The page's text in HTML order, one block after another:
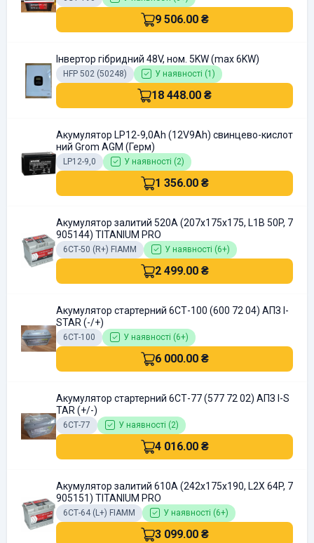
9 506.00 ₴
Інвертор гібридний 48V, ном. 5KW (max 6KW)
HFP 502 (50248) У наявності (1)
18 448.00 ₴
Акумулятор LP12-9,0Ah (12V9Ah) cвинцево-кислот
ний Grom AGM (Герм)
LP12-9,0 У наявності (2)
1 356.00 ₴
Акумулятор залитий 520А (207x175x175, L1B 50P, 7
905144) TITANIUM PRO
6СТ-50 (R+) FIAMM У наявності (6+)
2 499.00 ₴
Акумулятор стартерний 6СТ-100 (600 72 04) АПЗ I-
STAR (-/+)
6СТ-100 У наявності (6+)
6 000.00 ₴
Акумулятор стартерний 6СТ-77 (577 72 02) АПЗ I-S
TAR (+/-)
6СТ-77 У наявності (2)
4 016.00 ₴
Акумулятор залитий 610А (242x175x190, L2X 64P, 7
905151) TITANIUM PRO
6СТ-64 (L+) FIAMM У наявності (6+)
3 099.00 ₴